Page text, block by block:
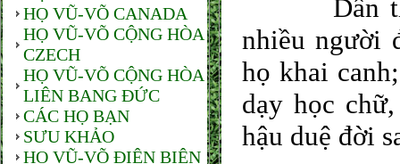
HỌ VŨ-VÕ CANADA
HỌ VŨ-VÕ CỘNG HÒA
CZECH
HỌ VŨ-VÕ CỘNG HÒA
LIÊN BANG ĐỨC
CÁC HỌ BẠN
SƯU KHẢO
HỌ VŨ-VÕ ĐIỆN BIÊN
Dần theo
nhiều người
họ khai
dạy học
hậu duệ đời